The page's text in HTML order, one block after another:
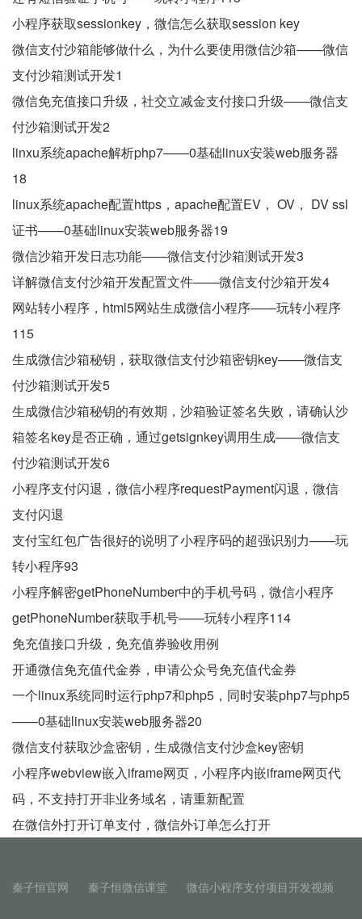
小程序获取sessionkey，微信怎么获取session key
微信支付沙箱能够做什么，为什么要使用微信沙箱——微信
支付沙箱测试开发1
微信免充值接口升级，社交立减金支付接口升级——微信支
付沙箱测试开发2
linxu系统apache解析php7——0基础linux安装web服务器
18
linux系统apache配置https，apache配置EV， OV， DV ssl
证书——0基础linux安装web服务器19
微信沙箱开发日志功能——微信支付沙箱测试开发3
详解微信支付沙箱开发配置文件——微信支付沙箱开发4
网站转小程序，html5网站生成微信小程序——玩转小程序
115
生成微信沙箱秘钥，获取微信支付沙箱密钥key——微信支
付沙箱测试开发5
生成微信沙箱秘钥的有效期，沙箱验证签名失败，请确认沙
箱签名key是否正确，通过getsignkey调用生成——微信支
付沙箱测试开发6
小程序支付闪退，微信小程序requestPayment闪退，微信
支付闪退
支付宝红包广告很好的说明了小程序码的超强识别力——玩
转小程序93
小程序解密getPhoneNumber中的手机号码，微信小程序
getPhoneNumber获取手机号——玩转小程序114
免充值接口升级，免充值券验收用例
开通微信免充值代金券，申请公众号免充值代金券
一个linux系统同时运行php7和php5，同时安装php7与php5
——0基础linux安装web服务器20
微信支付获取沙盒密钥，生成微信支付沙盒key密钥
小程序webview嵌入iframe网页，小程序内嵌iframe网页代
码，不支持打开非业务域名，请重新配置
在微信外打开订单支付，微信外订单怎么打开
秦子恒官网 秦子恒微信课堂 微信小程序支付项目开发视频